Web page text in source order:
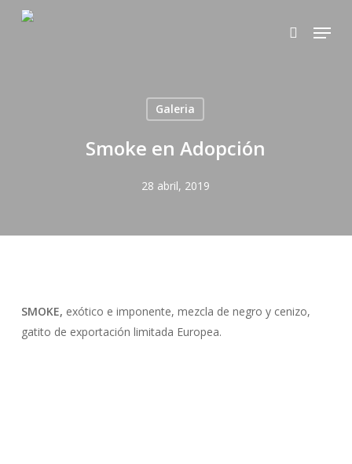
search
Menu
Galeria
Smoke en Adopción
28 abril, 2019
SMOKE, exótico e imponente, mezcla de negro y cenizo,
gatito de exportación limitada Europea.